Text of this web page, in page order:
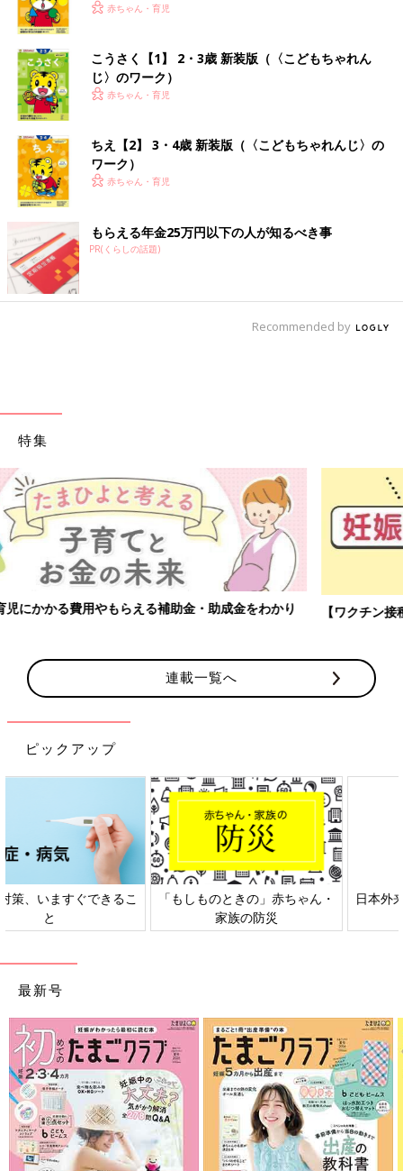
赤ちゃん・育児
こうさく【1】 2・3歳 新装版（〈こどもちゃれん
じ〉のワーク）
赤ちゃん・育児
ちえ【2】 3・4歳 新装版（〈こどもちゃれんじ〉の
ワーク）
赤ちゃん・育児
もらえる年金25万円以下の人が知るべき事
PR(くらしの話題)
Recommended by
特集
【ワクチン接種できるものも】妊婦の感染症対策、知っておいて！
連載一覧へ
ピックアップ
日本外来小児科学会リーフレッ
六星占術 細木かおりさんの人生
最新号